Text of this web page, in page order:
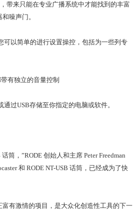
，带来只能在专业广播系统中才能找到的丰富
噪声门。
可以简单的进行设置操控，包括为一些列专
有独立的音量控制
通过USB存储至你指定的电脑或软件。
筒，”RODE 创始人和主席 Peter Freedman
和 RODE NT-USB 话筒，已经成为了快
富有激情的项目，是大众化创造性工具的下一